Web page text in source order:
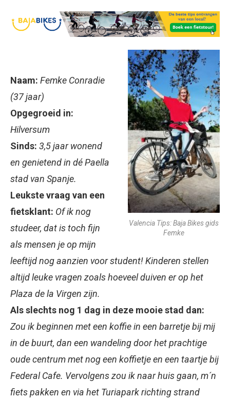
Valencia Tips: Baja Bikes gids
Femke
Naam: Femke Conradie
(37 jaar)
Opgegroeid in:
Hilversum
Sinds: 3,5 jaar wonend
en genietend in dé Paella
stad van Spanje.
Leukste vraag van een
fietsklant: Of ik nog
studeer, dat is toch fijn
als mensen je op mijn
leeftijd nog aanzien voor student! Kinderen stellen
altijd leuke vragen zoals hoeveel duiven er op het
Plaza de la Virgen zijn.
Als slechts nog 1 dag in deze mooie stad dan:
Zou ik beginnen met een koffie in een barretje bij mij
in de buurt, dan een wandeling door het prachtige
oude centrum met nog een koffietje en een taartje bij
Federal Cafe. Vervolgens zou ik naar huis gaan, m´n
fiets pakken en via het Turiapark richting strand